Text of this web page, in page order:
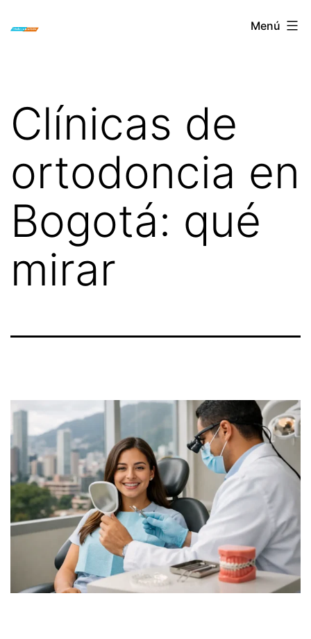
ORTODONCIA
Menú
Clínicas de
ortodoncia en
Bogotá: qué
mirar